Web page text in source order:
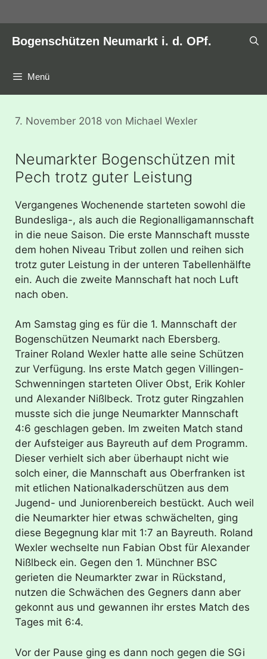
Inhalt
springen
Bogenschützen Neumarkt i. d. OPf.
Menü
7. November 2018 von Michael Wexler
Neumarkter Bogenschützen mit
Pech trotz guter Leistung
Vergangenes Wochenende starteten sowohl die
Bundesliga-, als auch die Regionalligamannschaft
in die neue Saison. Die erste Mannschaft musste
dem hohen Niveau Tribut zollen und reihen sich
trotz guter Leistung in der unteren Tabellenhälfte
ein. Auch die zweite Mannschaft hat noch Luft
nach oben.
Am Samstag ging es für die 1. Mannschaft der
Bogenschützen Neumarkt nach Ebersberg.
Trainer Roland Wexler hatte alle seine Schützen
zur Verfügung. Ins erste Match gegen Villingen-
Schwenningen starteten Oliver Obst, Erik Kohler
und Alexander Nißlbeck. Trotz guter Ringzahlen
musste sich die junge Neumarkter Mannschaft
4:6 geschlagen geben. Im zweiten Match stand
der Aufsteiger aus Bayreuth auf dem Programm.
Dieser verhielt sich aber überhaupt nicht wie
solch einer, die Mannschaft aus Oberfranken ist
mit etlichen Nationalkaderschützen aus dem
Jugend- und Juniorenbereich bestückt. Auch weil
die Neumarkter hier etwas schwächelten, ging
diese Begegnung klar mit 1:7 an Bayreuth. Roland
Wexler wechselte nun Fabian Obst für Alexander
Nißlbeck ein. Gegen den 1. Münchner BSC
gerieten die Neumarkter zwar in Rückstand,
nutzen die Schwächen des Gegners dann aber
gekonnt aus und gewannen ihr erstes Match des
Tages mit 6:4.
Vor der Pause ging es dann noch gegen die SGi